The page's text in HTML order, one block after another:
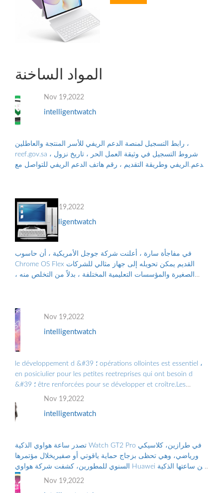
المواد الساخنة
Nov 19,2022
intelligentwatch
رابط التسجيل لمنصة الدعم الريفي للأسر المنتجة والعاطلين ،
reef.gov.sa ، شروط التسجيل في وثيقة العمل الحر ، تاريخ نزول
الدعم الريفي وطريقة التقديم ، رقم هاتف الدعم الريفي للتواصل مع
Nov 19,2022
intelligentwatch
في مفاجأة سارة ، أعلنت شركة جوجل الأمريكية ، أن حاسوب
Chrome OS Flex القديم يمكن تحويله إلى جهاز مثالي للشركات
الصغيرة والمؤسسات التعليمية المختلفة ، بدلاً من التخلص منه ،
Nov 19,2022
intelligentwatch
le développement d &#39 ؛ opérations ollointes est essentiel ،
en posiciulier pour les petites reetreprises qui ont besoin d
&#39 ؛ être renforcées pour se développer et croître.Les
Grandes Entreprises doiv ...
Nov 19,2022
intelligentwatch
تصدر ساعة هواوي الذكية Watch GT2 Pro في طرازين، كلاسيكي
ورياضي، وهي تحظى بزجاج حماية ياقوتي أو صفيريخلال مؤتمرها
السنوي للمطورين، كشفت شركة هواوي Huawei عن ساعتها الذكية
Nov 19,2022